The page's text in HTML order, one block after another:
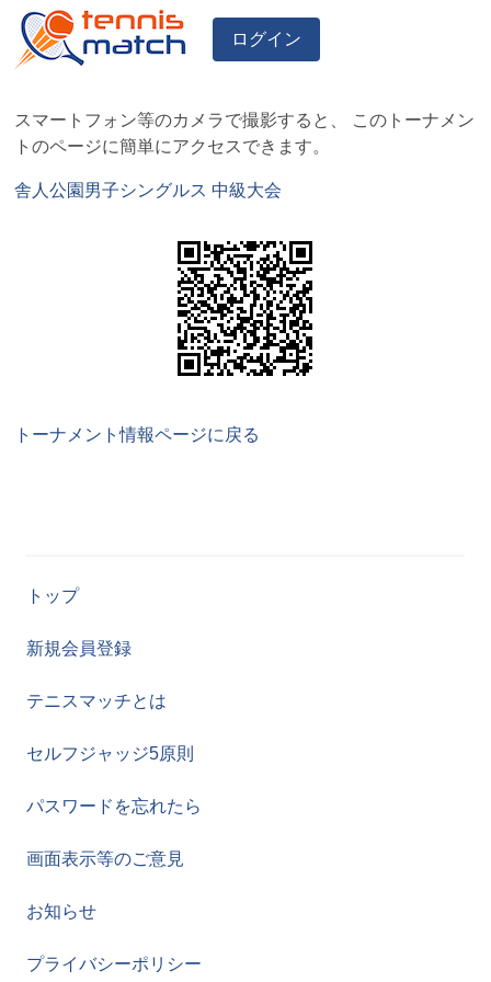
ログイン
スマートフォン等のカメラで撮影すると、 このトーナメン
トのページに簡単にアクセスできます。
舎人公園男子シングルス 中級大会
トーナメント情報ページに戻る
トップ
新規会員登録
テニスマッチとは
セルフジャッジ5原則
パスワードを忘れたら
画面表示等のご意見
お知らせ
プライバシーポリシー